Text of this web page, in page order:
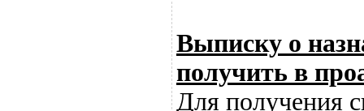
Выписку о
получить в
Для получения